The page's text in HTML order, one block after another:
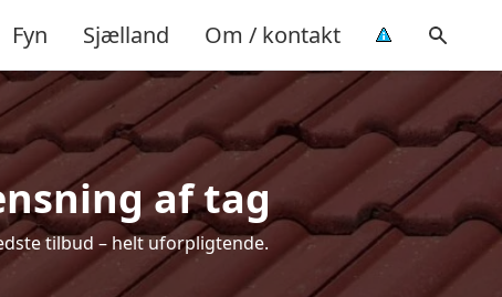
Fyn Sjælland Om / kontakt
af tag
tilbud – helt uforpligtende.